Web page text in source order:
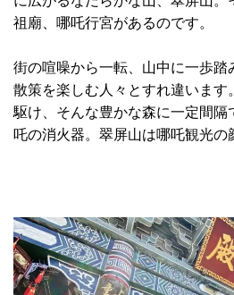
祖廟、哪吒行宮があるのです。
街の喧噪から一転、山中に一歩踏
散策を楽しむ人々とすれ違います
駆け、そんな豊かな森に一定間隔
吒の消火器。翠屏山は哪吒観光の